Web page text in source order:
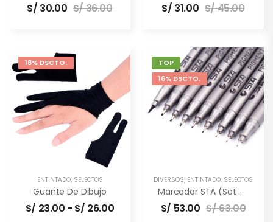
S/ 30.00 S/36.00 S/ 31.00 S/45.00
18% DSCTO.
ENTINTADO, SELECTOS
Guante De Dibujo
S/ 23.00 - S/ 26.00
TOP
16% DSCTO.
DIVERSOS, ENTINTADO, SELECTOS
Marcador STA (set De 9 Unidades)
S/ 53.00 S/63.00